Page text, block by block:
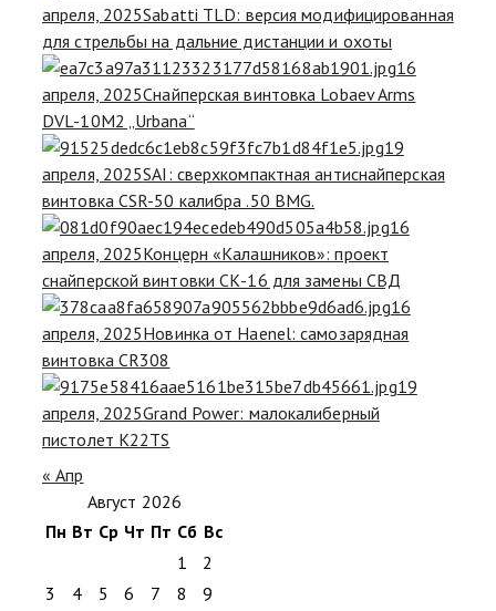
апреля, 2025Sabatti TLD: версия модифицированная
для стрельбы на дальние дистанции и охоты
16
апреля, 2025Снайперская винтовка Lobaev Arms
DVL-10M2 „Urbana“
19
апреля, 2025SAI: сверхкомпактная антиснайперская
винтовка CSR-50 калибра .50 BMG.
16
апреля, 2025Концерн «Калашников»: проект
снайперской винтовки СК-16 для замены СВД
16
апреля, 2025Новинка от Haenel: самозарядная
винтовка CR308
19
апреля, 2025Grand Power: малокалиберный
пистолет K22TS
« Апр
Август 2026
Пн Вт Ср Чт Пт Сб Вс
1
2
3
4 5 6 7 8
9